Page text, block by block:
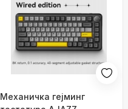
Механичка гејминг